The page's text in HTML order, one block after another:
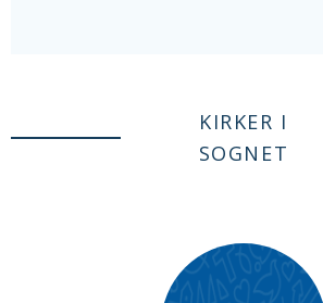
KIRKER I
SOGNET